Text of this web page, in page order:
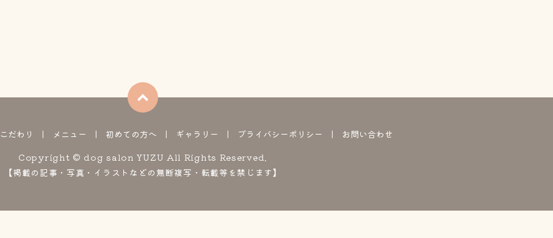
こだわり メニュー 初めての方へ ギャラリー プライバシーポリシー
お問い合わせ
Copyright © dog salon YUZU All Rights Reserved.
【掲載の記事・写真・イラストなどの無断複写・転載等を禁じます】